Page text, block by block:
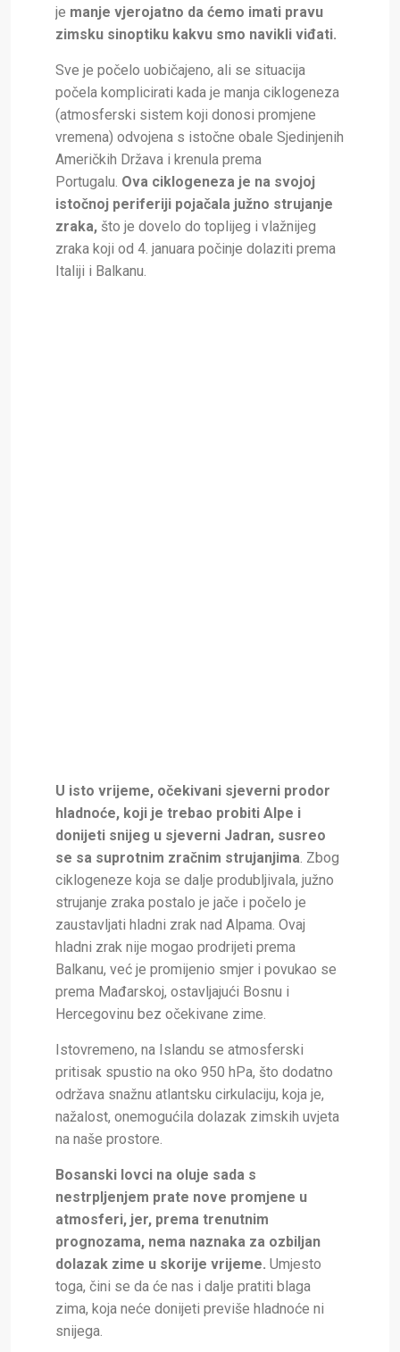
je manje vjerojatno da ćemo imati pravu
zimsku sinoptiku kakvu smo navikli viđati.
Sve je počelo uobičajeno, ali se situacija
počela komplicirati kada je manja ciklogeneza
(atmosferski sistem koji donosi promjene
vremena) odvojena s istočne obale Sjedinjenih
Američkih Država i krenula prema
Portugalu. Ova ciklogeneza je na svojoj
istočnoj periferiji pojačala južno strujanje
zraka, što je dovelo do toplijeg i vlažnijeg
zraka koji od 4. januara počinje dolaziti prema
Italiji i Balkanu.
U isto vrijeme, očekivani sjeverni prodor
hladnoće, koji je trebao probiti Alpe i
donijeti snijeg u sjeverni Jadran, susreo
se sa suprotnim zračnim strujanjima. Zbog
ciklogeneze koja se dalje produbljivala, južno
strujanje zraka postalo je jače i počelo je
zaustavljati hladni zrak nad Alpama. Ovaj
hladni zrak nije mogao prodrijeti prema
Balkanu, već je promijenio smjer i povukao se
prema Mađarskoj, ostavljajući Bosnu i
Hercegovinu bez očekivane zime.
Istovremeno, na Islandu se atmosferski
pritisak spustio na oko 950 hPa, što dodatno
održava snažnu atlantsku cirkulaciju, koja je,
nažalost, onemogućila dolazak zimskih uvjeta
na naše prostore.
Bosanski lovci na oluje sada s
nestrpljenjem prate nove promjene u
atmosferi, jer, prema trenutnim
prognozama, nema naznaka za ozbiljan
dolazak zime u skorije vrijeme. Umjesto
toga, čini se da će nas i dalje pratiti blaga
zima, koja neće donijeti previše hladnoće ni
snijega.